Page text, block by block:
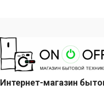
Интернет-магазин